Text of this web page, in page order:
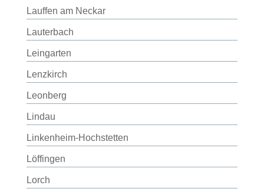
Lauffen am Neckar
Lauterbach
Leingarten
Lenzkirch
Leonberg
Lindau
Linkenheim-Hochstetten
Löffingen
Lorch